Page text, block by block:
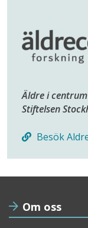
Äldre i
Stiftelsen
Besök
Om oss